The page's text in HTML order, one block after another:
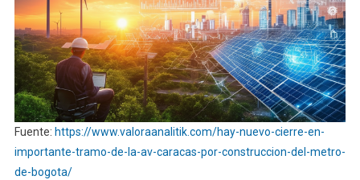
Fuente: https://www.valoraanalitik.com/hay-nuevo-cierre-en-
importante-tramo-de-la-av-caracas-por-construccion-del-metro-
de-bogota/